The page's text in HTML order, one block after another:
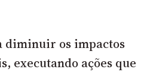
diminuir os impactos
executando ações que